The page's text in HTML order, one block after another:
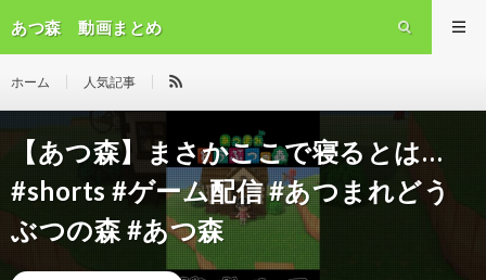
あつ森 動画まとめ
ホーム 人気記事
【あつ森】まさかここで寝るとは…
#shorts #ゲーム配信 #あつまれどう
ぶつの森 #あつ森